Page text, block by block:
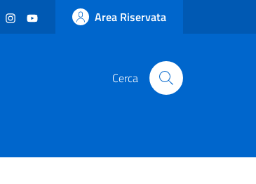
Facebook
(nuova scheda - new tab)
Instagram
(nuova scheda - new tab)
YouTube
(nuova scheda - new tab)
Area Riservata
Cerca